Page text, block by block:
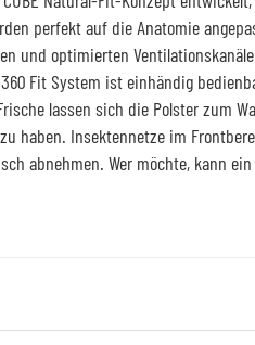
perfekt auf die Anatomie
und optimierten
Fit System ist einhändig
lassen sich die Polster zum
haben. Insektennetze im
abnehmen. Wer möchte, kann